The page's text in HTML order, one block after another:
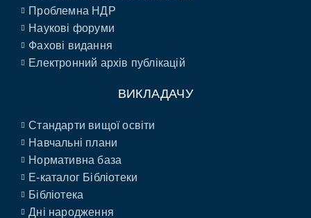
Проблемна НДР
Наукові форуми
Фахові видання
Електронний архів публікацій
ВИКЛАДАЧУ
Стандарти вищої освіти
Навчальні плани
Нормативна база
E-каталог Бібліотеки
Бібліотека
Дні народження